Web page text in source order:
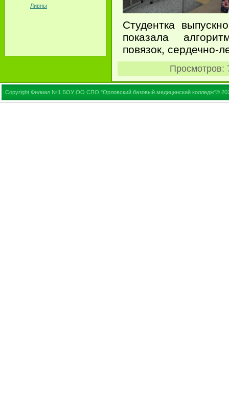
Ливны
Студентка
показала
повязок, сердечно-
Просмотров:
Copyright Филиал №1 БОУ ОО СПО "Орловский базовый медицинский колледж"©